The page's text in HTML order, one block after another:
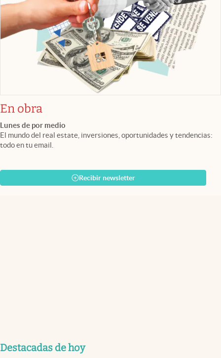
En obra
Lunes de por medio
El mundo del real estate, inversiones, oportunidades y tendencias:
todo en tu email.
Recibir newsletter
Destacadas de hoy